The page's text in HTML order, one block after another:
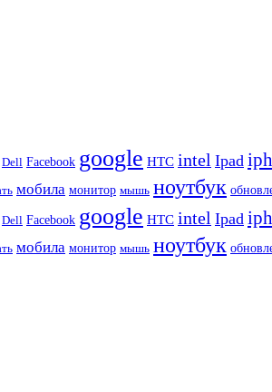
Dell Facebook google HTC intel Ipad
мобила монитор мышь ноутбук
Dell Facebook google HTC intel Ipad
мобила монитор мышь ноутбук